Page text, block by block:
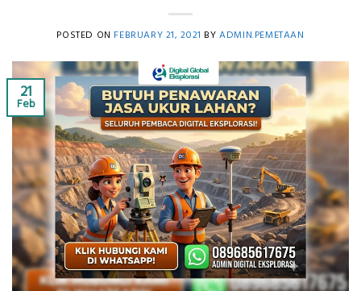
POSTED ON FEBRUARY 21, 2021 BYADMIN.PEMETAAN
21
Feb